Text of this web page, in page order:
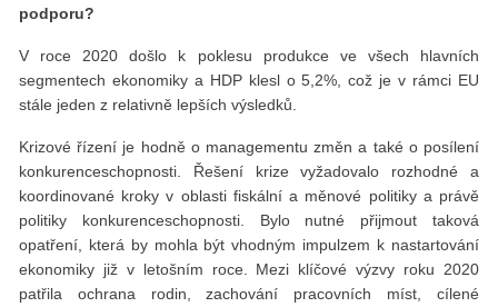
podporu?
V roce 2020 došlo k poklesu produkce ve všech hlavních
segmentech ekonomiky a HDP klesl o 5,2%, což je v rámci EU
stále jeden z relativně lepších výsledků.
Krizové řízení je hodně o managementu změn a také o posílení
konkurenceschopnosti. Řešení krize vyžadovalo rozhodné a
koordinované kroky v oblasti fiskální a měnové politiky a právě
politiky konkurenceschopnosti. Bylo nutné přijmout taková
opatření, která by mohla být vhodným impulzem k nastartování
ekonomiky již v letošním roce. Mezi klíčové výzvy roku 2020
patřila ochrana rodin, zachování pracovních míst, cílené